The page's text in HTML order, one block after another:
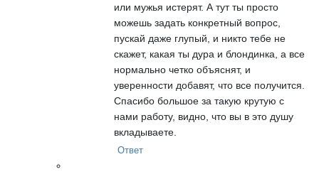
или мужья истерят. А тут ты просто
можешь задать конкретный вопрос,
пускай даже глупый, и никто тебе не
скажет, какая ты дура и блондинка, а все
нормально четко объяснят, и
уверенности добавят, что все получится.
Спасибо большое за такую крутую с
нами работу, видно, что вы в это душу
вкладываете.
Ответ